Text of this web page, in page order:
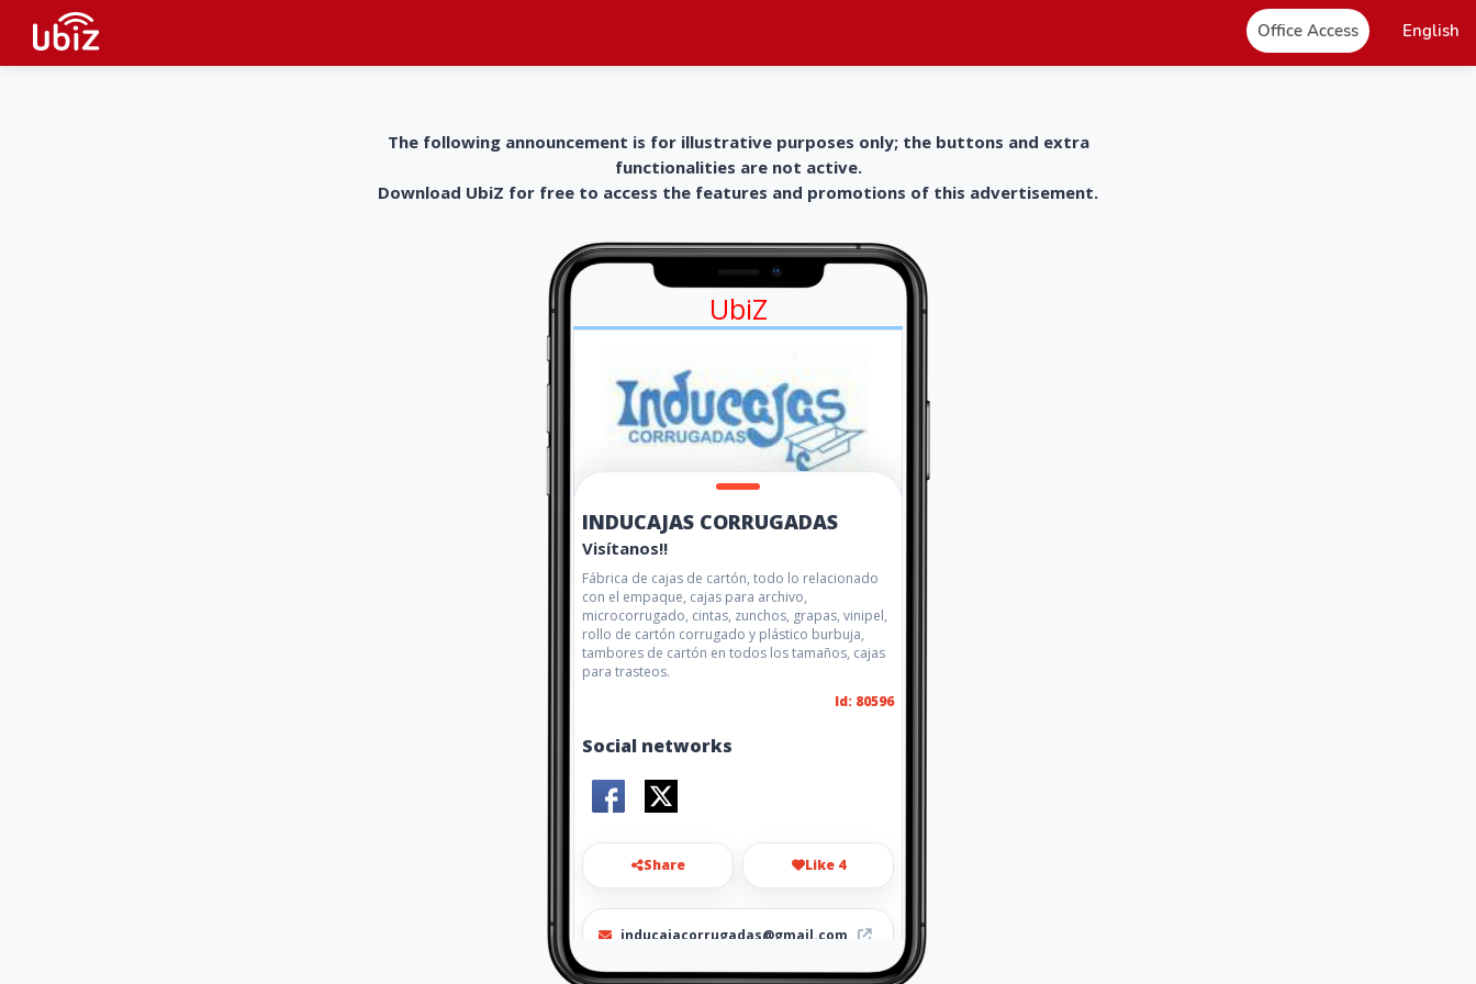
Office Access English
The following announcement is for illustrative purposes only; the buttons and extra
functionalities are not active.
Download UbiZ for free to access the features and promotions of this advertisement.
UbiZ
INDUCAJAS CORRUGADAS
Visítanos!!
Fábrica de cajas de cartón, todo lo relacionado
con el empaque, cajas para archivo,
microcorrugado, cintas, zunchos, grapas, vinipel,
rollo de cartón corrugado y plástico burbuja,
tambores de cartón en todos los tamaños, cajas
para trasteos.
Id: 80596
Social networks
Share Like 4
inducajacorrugadas@gmail.com